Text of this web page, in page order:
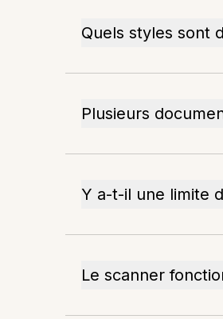
Quels styles sont
Plusieurs
Y a-t-il une limite
Le scanner